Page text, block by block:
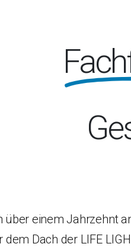
über einem Jahrzehnt
dem Dach der LIFE